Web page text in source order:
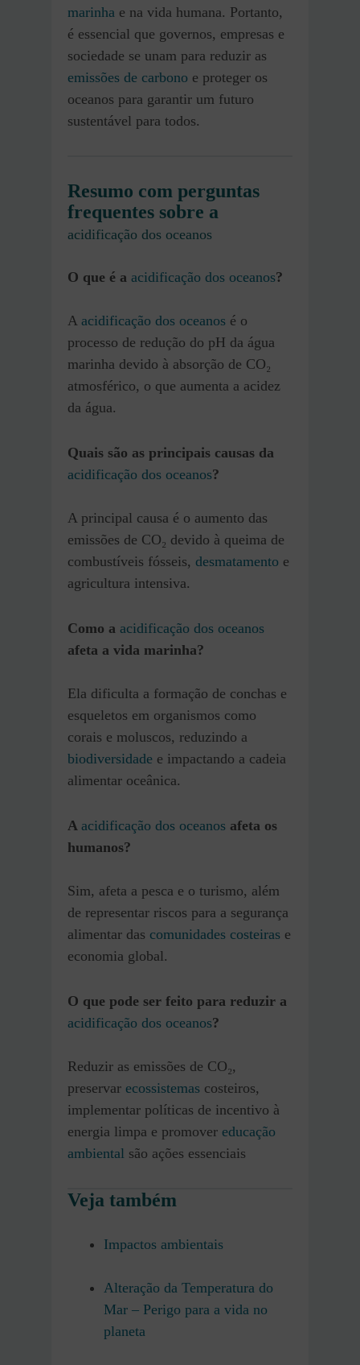
marinha e na vida humana. Portanto,
é essencial que governos, empresas e
sociedade se unam para reduzir as
emissões de carbono e proteger os
oceanos para garantir um futuro
sustentável para todos.
Resumo com perguntas
frequentes sobre a
acidificação dos oceanos
O que é a acidificação dos oceanos?
A acidificação dos oceanos é o
processo de redução do pH da água
marinha devido à absorção de CO₂
atmosférico, o que aumenta a acidez
da água.
Quais são as principais causas da
acidificação dos oceanos?
A principal causa é o aumento das
emissões de CO₂ devido à queima de
combustíveis fósseis, desmatamento e
agricultura intensiva.
Como a acidificação dos oceanos
afeta a vida marinha?
Ela dificulta a formação de conchas e
esqueletos em organismos como
corais e moluscos, reduzindo a
biodiversidade e impactando a cadeia
alimentar oceânica.
A acidificação dos oceanos afeta os
humanos?
Sim, afeta a pesca e o turismo, além
de representar riscos para a segurança
alimentar das comunidades costeiras e
economia global.
O que pode ser feito para reduzir a
acidificação dos oceanos?
Reduzir as emissões de CO₂,
preservar ecossistemas costeiros,
implementar políticas de incentivo à
energia limpa e promover educação
ambiental são ações essenciais
Veja também
Impactos ambientais
Alteração da Temperatura do
Mar – Perigo para a vida no
planeta